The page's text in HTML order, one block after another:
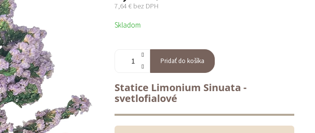
7,64 € bez DPH
Jednotková
cena:
Skladom
Pridať do košíka
Statice Limonium Sinuata -
svetlofialové